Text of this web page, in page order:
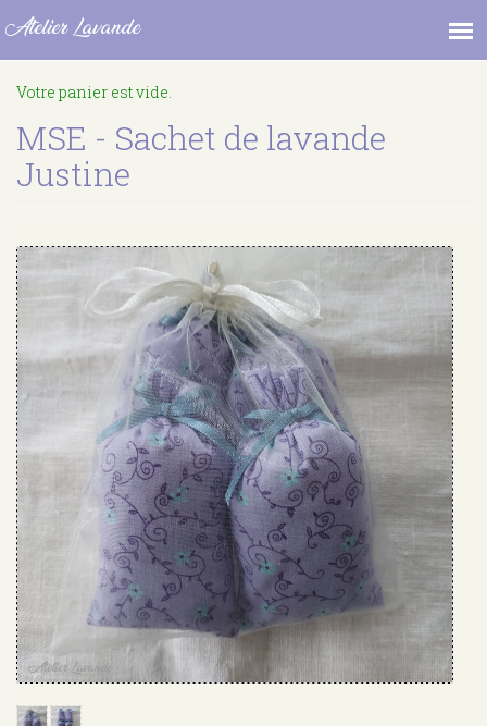
principal
Atelier Lavande
Votre panier est vide.
MSE - Sachet de lavande
Justine